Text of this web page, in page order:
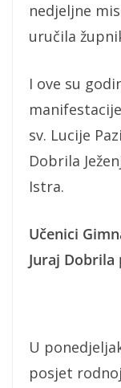
nedjeljne
uručila
I ove su
sv. Lucije
Dobrila
Istra.
Učenici
Juraj Dobrila
U
posjet